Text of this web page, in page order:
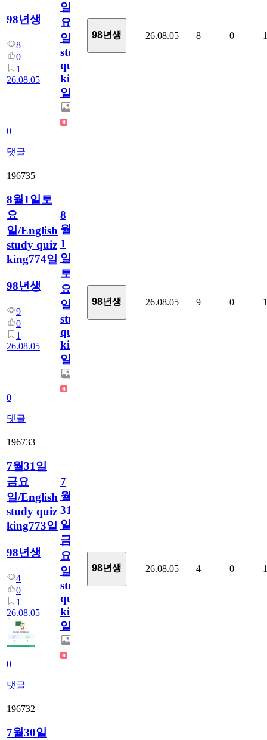
98년생
8
0
1
26.08.05
0
댓글
일
요
일/English
study
quiz
king775
일
98년생 26.08.05 8 0 1
196735
8월1일토
요
일/English
study quiz
king774일
98년생
9
0
1
26.08.05
0
댓글
8
월
1
일
토
요
일/English
study
quiz
king774
일
98년생 26.08.05 9 0 1
196733
7월31일
금요
일/English
study quiz
king773일
98년생
4
0
1
26.08.05
0
댓글
7
월
31
일
금
요
일/English
study
quiz
king773
일
98년생 26.08.05 4 0 1
196732
7월30일